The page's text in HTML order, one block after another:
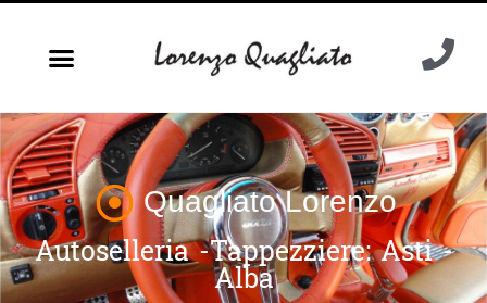
Quagliato Lorenzo
Autoselleria -Tappezziere: Asti -
Alba